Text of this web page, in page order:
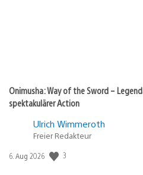
Onimusha: Way of the Sword –
spektakulärer Action
Ulrich Wimmeroth
Freier Redakteur
Veröffentlichungsdatum:
6. Aug 2026 3